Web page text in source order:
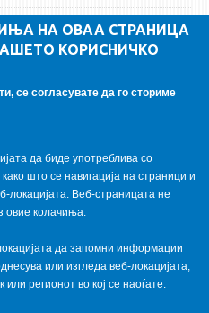
НА ОВАА СТРАНИЦА
КОРИСНИЧКО
се согласувате да го сториме
да биде употреблива со
што се навигација на страници и
локацијата. Веб-страницата не
овие колачиња.
да запомни информации
или изгледа веб-локацијата,
регионот во кој се наоѓате.